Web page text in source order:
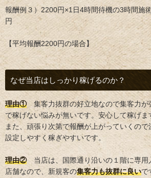
報酬例３）2200円×1日4時間待機の3時間施
円
【平均報酬2200円の場合】
なぜ当店はしっかり稼げるのか？
理由①集客力抜群の好立地なので集客力が
で稼げない悩みが無いです。安心して稼げま
また、頑張り次第で報酬が上がっていくの
設定しやすく稼ぎやすいです。
理由②当店は、国際通り沿いの１階に専用
店舗なので、新規客の集客力も抜群に良いで